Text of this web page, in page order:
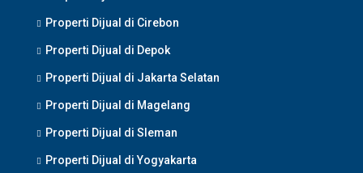
Properti Dijual di Cirebon
Properti Dijual di Depok
Properti Dijual di Jakarta Selatan
Properti Dijual di Magelang
Properti Dijual di Sleman
Properti Dijual di Yogyakarta